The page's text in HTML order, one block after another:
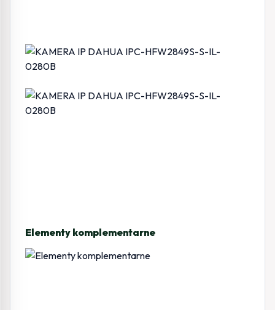
Elementy komplementarne